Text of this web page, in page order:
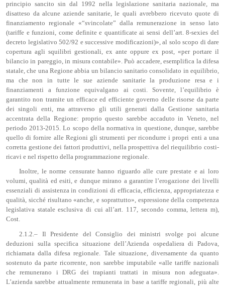
principio sancito sin dal 1992 nella legislazione sanitaria nazionale, ma
disatteso da alcune aziende sanitarie, le quali avrebbero ricevuto quote di
finanziamento regionale «“svincolate” dalla remunerazione in senso lato
(tariffe e funzioni, come definite e quantificate ai sensi dell’art. 8-sexies del
decreto legislativo 502/92 e successive modificazioni)», al solo scopo di dare
copertura agli squilibri gestionali, ex ante oppure ex post, «per portare il
bilancio in pareggio, in misura contabile». Può accadere, esemplifica la difesa
statale, che una Regione abbia un bilancio sanitario consolidato in equilibrio,
ma che non in tutte le sue aziende sanitarie la produzione resa e i
finanziamenti a funzione equivalgano ai costi. Sovente, l’equilibrio è
garantito non tramite un efficace ed efficiente governo delle risorse da parte
dei singoli enti, ma attraverso gli utili generati dalla Gestione sanitaria
accentrata della Regione: proprio questo sarebbe accaduto in Veneto, nel
periodo 2013-2015. Lo scopo della normativa in questione, dunque, sarebbe
quello di fornire alle Regioni gli strumenti per ricondurre i propri enti a una
corretta gestione dei fattori produttivi, nella prospettiva del riequilibrio costi-
ricavi e nel rispetto della programmazione regionale.
Inoltre, le norme censurate hanno riguardo alle cure prestate e ai loro
volumi, qualità ed esiti, e dunque mirano a garantire l’erogazione dei livelli
essenziali di assistenza in condizioni di efficacia, efficienza, appropriatezza e
qualità, sicché risultano «anche, e soprattutto», espressione della competenza
legislativa statale esclusiva di cui all’art. 117, secondo comma, lettera m),
Cost.
2.1.2.– Il Presidente del Consiglio dei ministri svolge poi alcune
deduzioni sulla specifica situazione dell’Azienda ospedaliera di Padova,
richiamata dalla difesa regionale. Tale situazione, diversamente da quanto
sostenuto da parte ricorrente, non sarebbe imputabile «alle tariffe nazionali
che remunerano i DRG dei trapianti trattati in misura non adeguata».
L’azienda sarebbe attualmente remunerata in base a tariffe regionali, più alte